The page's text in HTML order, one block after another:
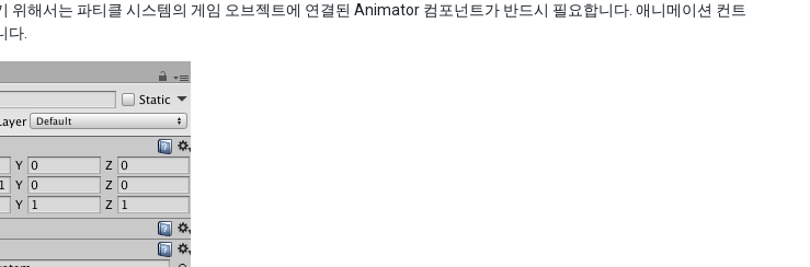
위해서는 파티클 시스템의 게임 오브젝트에 연결된 Animator 컴포넌트가 반드시 필요합니다. 애니메이션 컨트
다.